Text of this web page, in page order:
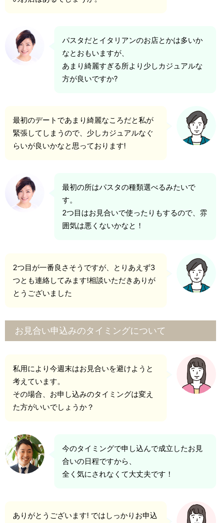
パスタだとイタリアンのお店とかは多いか
なとおもいますが、
あまり綺麗すぎる所より少しカジュアルな
方が良いですか?
最初のデートであまり綺麗なころだと私が
緊張してしまうので、少しカジュアルなぐ
らいが良いかなと思っております!
最初の所はパスタの種類選べるみたいで
す。
2つ目はお見合いで使ったりもするので、雰
囲気は悪くないかなと！
2つ目が一番良さそうですが、とりあえず3
つとも連絡してみます!相談いただきありが
とうございました
お見合い申込みのタイミングについて
私用により今週末はお見合いを避けようと
考えています。
その場合、お申し込みのタイミングは変え
た方がいいでしょうか？
今のタイミングで申し込んで成立したお見
合いの日程ですから、
全く気にされなくて大丈夫です！
ありがとうございます! ではしっかりお申込